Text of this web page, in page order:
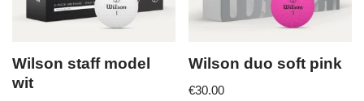
Wilson staff model
wit
Wilson duo soft pink
€30.00